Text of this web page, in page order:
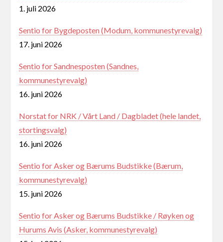
1. juli 2026
Sentio for Bygdeposten (Modum, kommunestyrevalg)
17. juni 2026
Sentio for Sandnesposten (Sandnes,
kommunestyrevalg)
16. juni 2026
Norstat for NRK / Vårt Land / Dagbladet (hele landet,
stortingsvalg)
16. juni 2026
Sentio for Asker og Bærums Budstikke (Bærum,
kommunestyrevalg)
15. juni 2026
Sentio for Asker og Bærums Budstikke / Røyken og
Hurums Avis (Asker, kommunestyrevalg)